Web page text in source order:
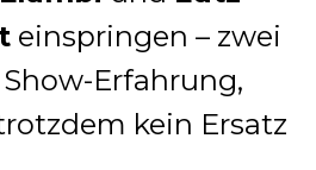
einspringen – zwei
Erfahrung,
kein Ersatz